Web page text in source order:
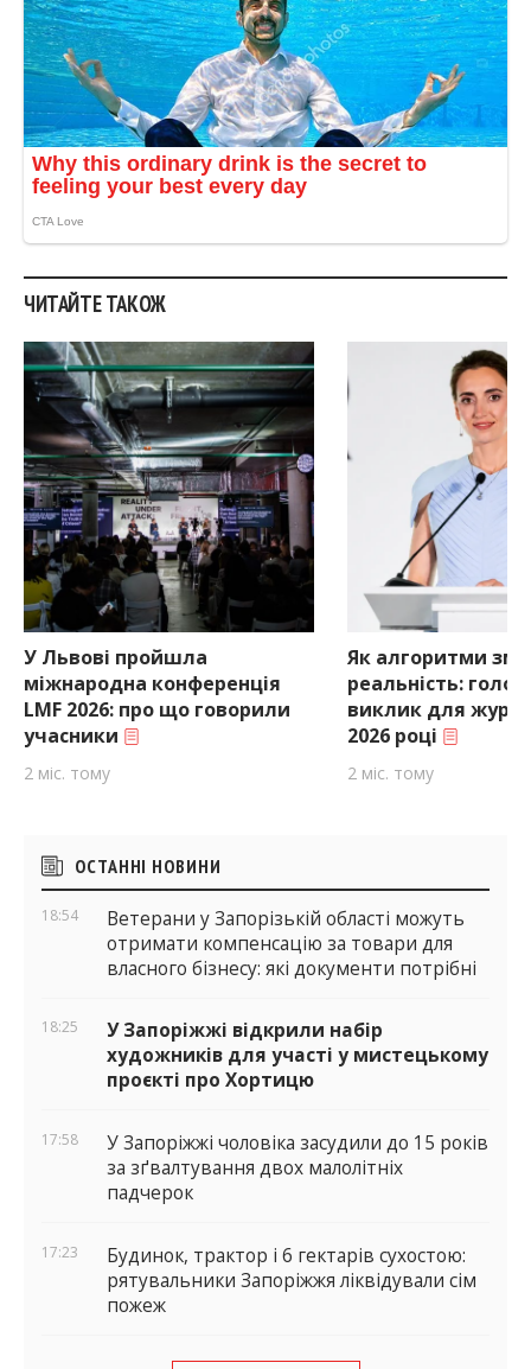
ЧИТАЙТЕ ТАКОЖ
У Львові пройшла
міжнародна конференція
LMF 2026: про що говорили
учасники
2 міс. тому
Як алгоритми
реальність:
виклик для
2026 році
2 міс. тому
Бічні
віджети
ОСТАННІ НОВИНИ
18:54
Ветерани у Запорізькій області можуть
отримати компенсацію за товари для
власного бізнесу: які документи потрібні
18:25
У Запоріжжі відкрили набір
художників для участі у мистецькому
проєкті про Хортицю
17:58
У Запоріжжі чоловіка засудили до 15 років
за зґвалтування двох малолітніх
падчерок
17:23
Будинок, трактор і 6 гектарів сухостою:
рятувальники Запоріжжя ліквідували сім
пожеж